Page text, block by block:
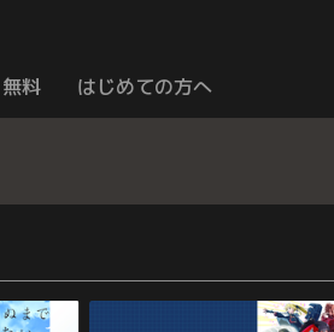
無料 はじめての方へ